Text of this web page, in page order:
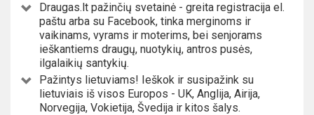
Draugas.lt pažinčių svetainė - greita registracija el.
paštu arba su Facebook, tinka merginoms ir
vaikinams, vyrams ir moterims, bei senjorams
ieškantiems draugų, nuotykių, antros pusės,
ilgalaikių santykių.
Pažintys lietuviams! Ieškok ir susipažink su
lietuviais iš visos Europos - UK, Anglija, Airija,
Norvegija, Vokietija, Švedija ir kitos šalys.